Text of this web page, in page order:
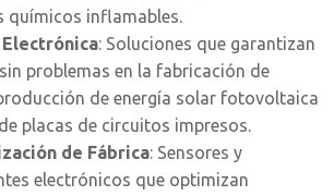
químicos inflamables.
: Soluciones que garantizan
problemas en la fabricación de
de energía solar fotovoltaica
placas de circuitos impresos.
de Fábrica: Sensores y
electrónicos que optimizan